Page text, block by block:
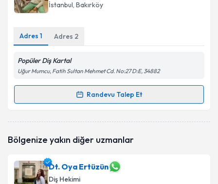
İstanbul, Bakırköy
Adres 1 Adres 2
Popüler Diş Kartal
Uğur Mumcu, Fatih Sultan Mehmet Cd. No:27 D:E, 34882
Randevu Talep Et
Randevu Takvimi Talebi
oluşturun. Size bu uzmandan randevu almanız için bir
E-posta Adresiniz
Bölgenize yakın diğer uzmanlar
Dt. Oya Ertüzün
Diş Hekimi